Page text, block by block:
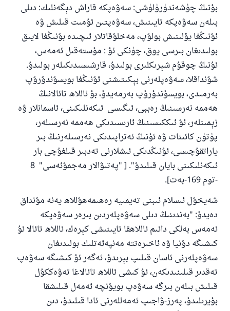
بۇنىڭ چۈشەندۈرۈلۈشى: سەۋەپكە قاراش دېگەنلىك: دىلى
بىلەن سەۋەپكە تايىنىش، سەۋەپتىن ئۇمىت قىلىش ۋە
ئۇنىڭغا يۆلىنىش بولۇپ، مەخلۇقاتلار ئىچىدە بۇنىڭغا لايىق
بولىدىغان بىرسى يوق، چۈنكى ئۇ : مۇستەقىل ئەمەس،
ئۇنىڭ چوقۇم شېرىكلىرى بولىدۇ، قارشىسىدىكىلەر بولىدۇ.
شۇنداقلا، سەۋەپلەرنى بېكىتىشنى ئۇنىڭغا بويسۇندۇرۇپ
بەرمىدى، بويسۇندۇرۇپ بەرمەيدۇ، بۇ ئاللاھ تائالانىڭ
ھەممە نەرسىنىڭ رەببى، ئىگىسى ئىكەنلىكىنى، ئاسمانلار ۋە
زېمىنلەر، ئۇ ئىككىسىنىڭ ئارىسىدىكى ھەممە نەرسىلەر،
پۈتۈن كائىنات ۋە ئۇنىڭ ئەتراپىدىكى نەرسىلەرنىڭ بىر
ياراتقۇچىسى، ئۇنىڭدىكى ئىشلارنى تەدبىر قىلغۇچى بار
ئىكەنلىكىنى بايان قىلىدۇ". [ "پەتىۋالار مەجمۇئەسى" 8
-توم 169-بەت].
شەيخۇل ئىسلام ئىبنى تەيمىيە رەھىمەھۇللاھ يەنە مۇنداق
دەيدۇ: "بەندىنىڭ دىلى سەۋەپلەردىن بىرەر سەۋەپكە
ئەمەس بەلكى دائىم ئاللاھقا تايىنىشى كېرەك، ئاللاھ تائالا ئۇ
كىشىگە دۇنيا ۋە ئاخىرەتتە مەنپەئەتلىك بولىدىغان
سەۋەپلەرنى ئاسان قىلىپ بېرىدۇ، ئەگەر ئۇ كىشىگە سەۋەپ
تەقدىر قىلىنىدىكەن، ئۇ كىشى ئاللاھ تائالاغا تەۋەككۇل
قىلىش بىلەن بىرگە سەۋەپ بويۇنچە ئەمەل قىلىشقا
بۇيرىلىدۇ، پەرز-ۋاجىپ ئەمەللەرنى ئادا قىلىدۇ، دىن